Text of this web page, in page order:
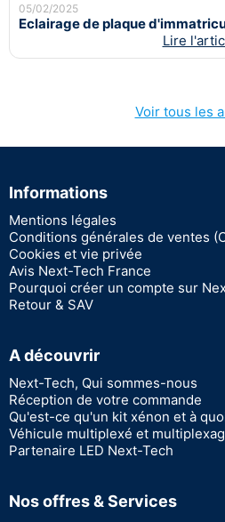
05/02/2025
Eclairage de plaque
Lire
Voir tous les
Informations
Mentions légales
Conditions générales de ventes
Cookies et vie privée
Avis Next-Tech France
Pourquoi créer un compte sur
Retour & SAV
A découvrir
Next-Tech, Qui sommes-nous
Réception de votre commande
Qu'est-ce qu'un kit xénon et à
Véhicule multiplexé et
Partenaire LED Next-Tech
Nos offres & Services